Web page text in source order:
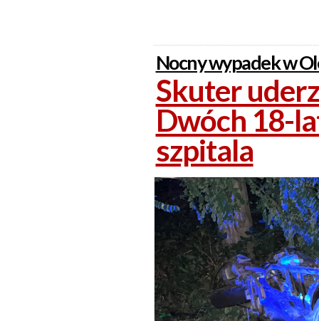
Nocny wypadek w
Skuter
Dwóch 18-
szpitala